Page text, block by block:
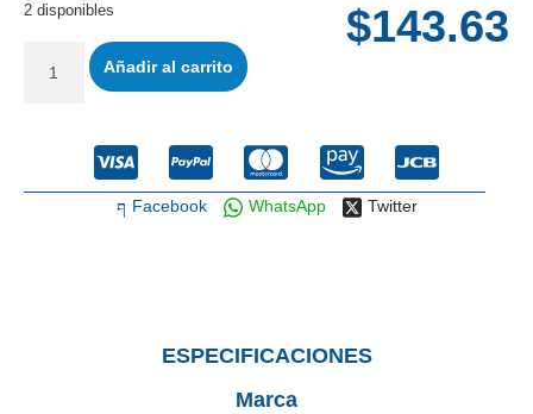
$143.63
2 disponibles
Añadir al carrito
Facebook WhatsApp Twitter
ESPECIFICACIONES
Marca